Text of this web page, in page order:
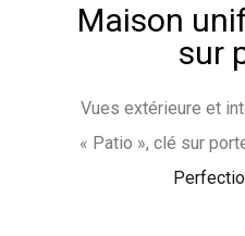
Maison
sur
Vues extérieure et
« Patio », clé sur